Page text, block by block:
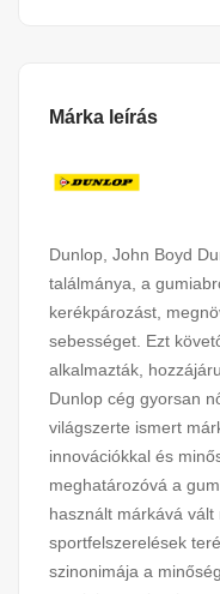
Márka leírás
Dunlop, John Boyd
találmánya, a
kerékpározást,
sebességet. Ezt
alkalmazták,
Dunlop cég gyorsan
világszerte ismert
innovációkkal és
meghatározóvá a
használt márkává
sportfelszerelések
szinonimája a